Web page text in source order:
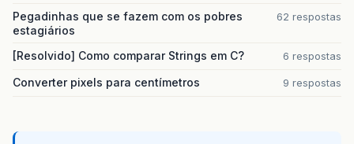
Pegadinhas que se fazem com os pobres
estagiários
62 respostas
[Resolvido] Como comparar Strings em C? 6 respostas
Converter pixels para centímetros 9 respostas